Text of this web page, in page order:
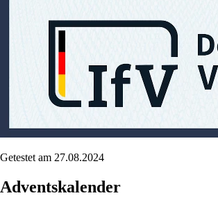
Getestet am 27.08.2024
Adventskalender